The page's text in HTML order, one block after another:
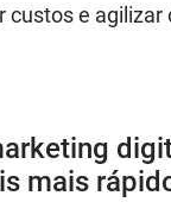
custos e agilizar
mais